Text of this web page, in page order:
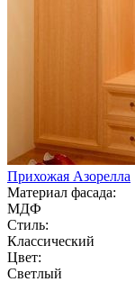
Прихожая Азорелла
Материал фасада:
МДФ
Стиль:
Классический
Цвет:
Светлый